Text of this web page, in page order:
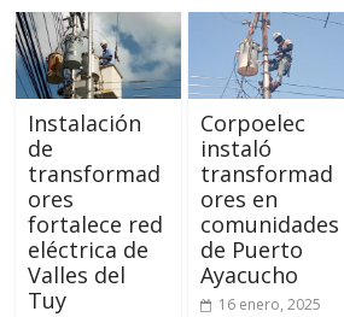
Instalación
de
transformad
ores
fortalece red
eléctrica de
Valles del
Tuy
Corpoelec
instaló
transformad
ores en
comunidades
de Puerto
Ayacucho
16 enero, 2025